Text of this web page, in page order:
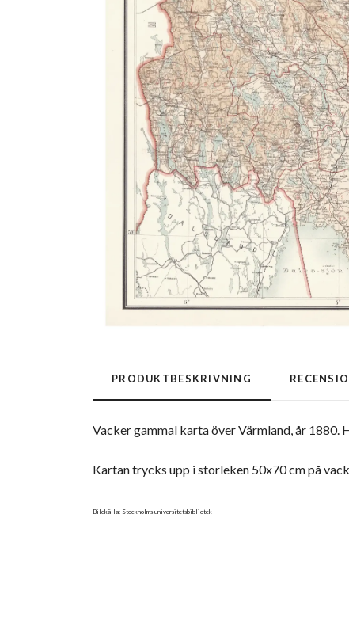
PRODUKTBESKRIVNING
Vacker gammal karta över Värmland, år 1880.
Kartan trycks upp i storleken 50x70 cm på
Bildkälla: Stockholms universitetsbibliotek